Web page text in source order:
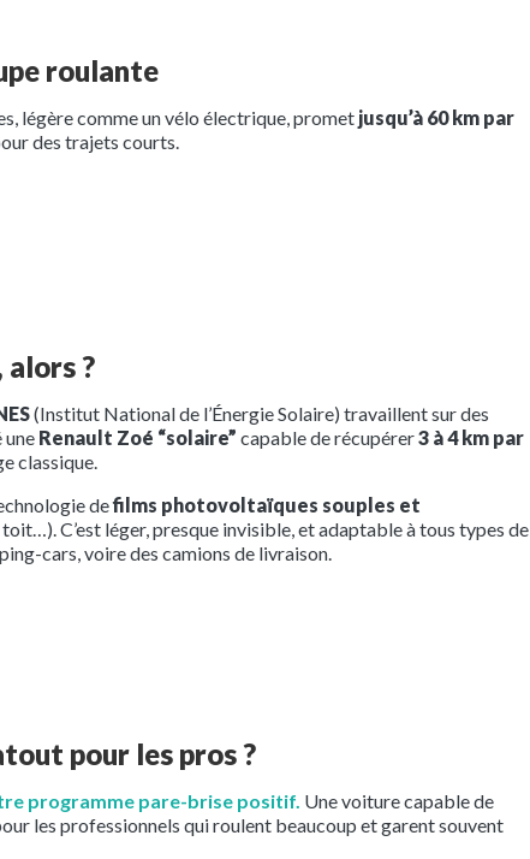
roulante
légère comme un vélo électrique, promet jusqu’à 60 km par
des trajets courts.
alors ?
(Institut National de l’Énergie Solaire) travaillent sur des
une Renault Zoé “solaire” capable de récupérer3 à 4 km par
classique.
defilms photovoltaïques souples et
C’est léger, presque invisible, et adaptable à tous types de
cars, voire des camions de livraison.
pour les pros ?
programme pare-brise positif. Une voiture capable de
les professionnels qui roulent beaucoup et garent souvent